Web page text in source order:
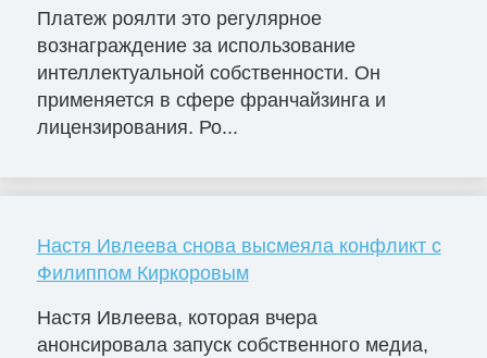
Платеж роялти это регулярное
вознаграждение за использование
интеллектуальной собственности. Он
применяется в сфере франчайзинга и
лицензирования. Ро...
Настя Ивлеева снова высмеяла конфликт с
Филиппом Киркоровым
Настя Ивлеева, которая вчера
анонсировала запуск собственного медиа,